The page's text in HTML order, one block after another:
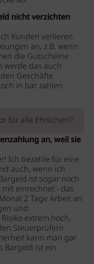
nicht verzichten
Kunden verlieren
an, z.B. wenn
die Gutscheine
werde das auch
Geschäfte
in bar zahlen
für alle Ehrlichen!"
an, weil sie
Ich bezahle für eine
auch, wenn ich
ist sogar noch
einrechnet - das
2 Tage Arbeit an
und
extrem hoch,
Steuerprüfern
kann man gar
Bargeld ist ein